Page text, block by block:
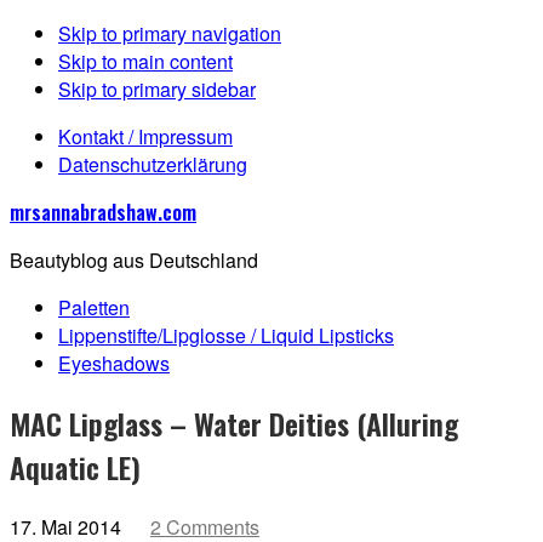
Skip to primary navigation
Skip to main content
Skip to primary sidebar
Kontakt / Impressum
Datenschutzerklärung
mrsannabradshaw.com
Beautyblog aus Deutschland
Paletten
Lippenstifte/Lipglosse / Liquid Lipsticks
Eyeshadows
MAC Lipglass – Water Deities (Alluring
Aquatic LE)
17. Mai 2014
2 Comments